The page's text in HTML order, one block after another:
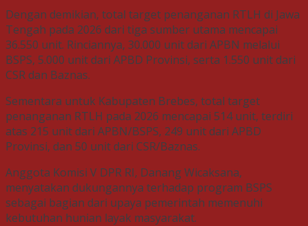
Dengan demikian, total target penanganan RTLH di Jawa
Tengah pada 2026 dari tiga sumber utama mencapai
36.550 unit. Rinciannya, 30.000 unit dari APBN melalui
BSPS, 5.000 unit dari APBD Provinsi, serta 1.550 unit dari
CSR dan Baznas.
Sementara untuk Kabupaten Brebes, total target
penanganan RTLH pada 2026 mencapai 514 unit, terdiri
atas 215 unit dari APBN/BSPS, 249 unit dari APBD
Provinsi, dan 50 unit dari CSR/Baznas.
Anggota Komisi V DPR RI, Danang Wicaksana,
menyatakan dukungannya terhadap program BSPS
sebagai bagian dari upaya pemerintah memenuhi
kebutuhan hunian layak masyarakat.